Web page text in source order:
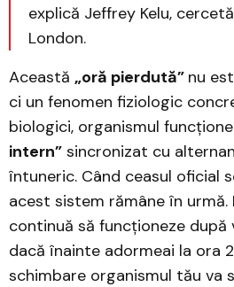
explică Jeffrey Kelu,
London.
Această „oră pierdută” nu
ci un fenomen fiziologic
biologici, organismul
intern” sincronizat cu
întuneric. Când ceasul oficial
acest sistem rămâne în urmă.
continuă să funcționeze după
dacă înainte adormeai la ora
schimbare organismul tău va